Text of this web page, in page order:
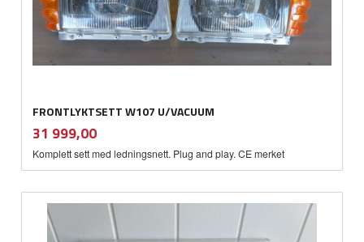
FRONTLYKTSETT W107 U/VACUUM
Pris
31 999,00mva.
Komplett sett med ledningsnett. Plug and play. CE merket